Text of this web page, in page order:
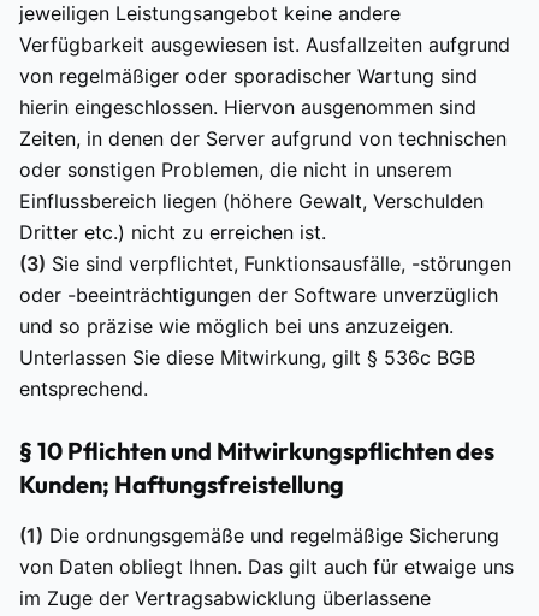
jeweiligen Leistungsangebot keine andere
Verfügbarkeit ausgewiesen ist. Ausfallzeiten aufgrund
von regelmäßiger oder sporadischer Wartung sind
hierin eingeschlossen. Hiervon ausgenommen sind
Zeiten, in denen der Server aufgrund von technischen
oder sonstigen Problemen, die nicht in unserem
Einflussbereich liegen (höhere Gewalt, Verschulden
Dritter etc.) nicht zu erreichen ist.
(3) Sie sind verpflichtet, Funktionsausfälle, -störungen
oder -beeinträchtigungen der Software unverzüglich
und so präzise wie möglich bei uns anzuzeigen.
Unterlassen Sie diese Mitwirkung, gilt § 536c BGB
entsprechend.
§ 10 Pflichten und Mitwirkungspflichten des
Kunden; Haftungsfreistellung
(1) Die ordnungsgemäße und regelmäßige Sicherung
von Daten obliegt Ihnen. Das gilt auch für etwaige uns
im Zuge der Vertragsabwicklung überlassene